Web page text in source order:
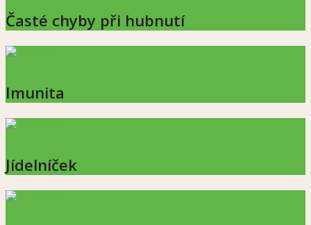
Časté chyby při hubnutí
Imunita
Jídelníček